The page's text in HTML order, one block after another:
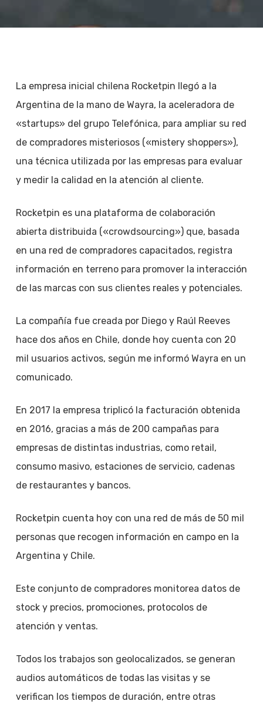
La empresa inicial chilena Rocketpin llegó a la
Argentina de la mano de Wayra, la aceleradora de
«startups» del grupo Telefónica, para ampliar su red
de compradores misteriosos («mistery shoppers»),
una técnica utilizada por las empresas para evaluar
y medir la calidad en la atención al cliente.
Rocketpin es una plataforma de colaboración
abierta distribuida («crowdsourcing») que, basada
en una red de compradores capacitados, registra
información en terreno para promover la interacción
de las marcas con sus clientes reales y potenciales.
La compañía fue creada por Diego y Raúl Reeves
hace dos años en Chile, donde hoy cuenta con 20
mil usuarios activos, según me informó Wayra en un
comunicado.
En 2017 la empresa triplicó la facturación obtenida
en 2016, gracias a más de 200 campañas para
empresas de distintas industrias, como retail,
consumo masivo, estaciones de servicio, cadenas
de restaurantes y bancos.
Rocketpin cuenta hoy con una red de más de 50 mil
personas que recogen información en campo en la
Argentina y Chile.
Este conjunto de compradores monitorea datos de
stock y precios, promociones, protocolos de
atención y ventas.
Todos los trabajos son geolocalizados, se generan
audios automáticos de todas las visitas y se
verifican los tiempos de duración, entre otras